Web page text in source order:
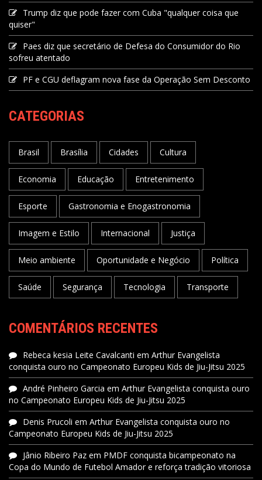
Trump diz que pode fazer com Cuba "qualquer coisa que
quiser"
Paes diz que secretário de Defesa do Consumidor do Rio
sofreu atentado
PF e CGU deflagram nova fase da Operação Sem Desconto
CATEGORIAS
Brasil Brasília Cidades Cultura
Economia Educação Entretenimento
Esporte Gastronomia e Enogastronomia
Imagem e Estilo Internacional Justiça
Meio ambiente Oportunidade e Negócio Política
Saúde Segurança Tecnologia Transporte
COMENTÁRIOS RECENTES
Rebeca kesia Leite Cavalcanti em Arthur Evangelista
conquista ouro no Campeonato Europeu Kids de Jiu-Jitsu 2025
André Pinheiro Garcia em Arthur Evangelista conquista ouro
no Campeonato Europeu Kids de Jiu-Jitsu 2025
Denis Prucoli em Arthur Evangelista conquista ouro no
Campeonato Europeu Kids de Jiu-Jitsu 2025
Jânio Ribeiro Paz em PMDF conquista bicampeonato na
Copa do Mundo de Futebol Amador e reforça tradição vitoriosa